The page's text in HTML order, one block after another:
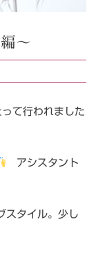
～
て行われました
アシスタント
スタイル。少し